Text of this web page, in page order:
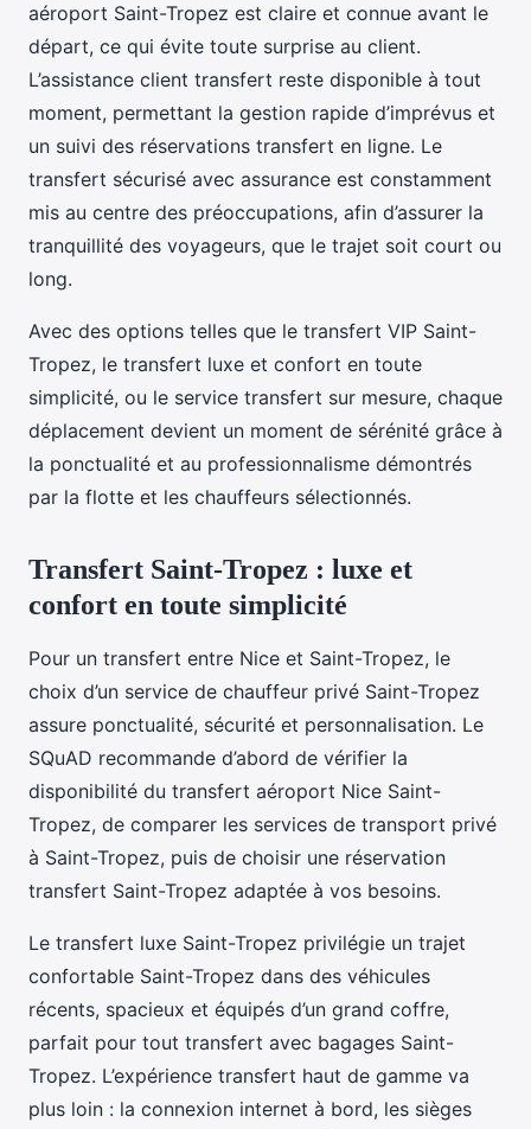
aéroport Saint-Tropez est claire et connue avant le
départ, ce qui évite toute surprise au client.
L’assistance client transfert reste disponible à tout
moment, permettant la gestion rapide d’imprévus et
un suivi des réservations transfert en ligne. Le
transfert sécurisé avec assurance est constamment
mis au centre des préoccupations, afin d’assurer la
tranquillité des voyageurs, que le trajet soit court ou
long.
Avec des options telles que le transfert VIP Saint-
Tropez, le transfert luxe et confort en toute
simplicité, ou le service transfert sur mesure, chaque
déplacement devient un moment de sérénité grâce à
la ponctualité et au professionnalisme démontrés
par la flotte et les chauffeurs sélectionnés.
Transfert Saint-Tropez : luxe et
confort en toute simplicité
Pour un transfert entre Nice et Saint-Tropez, le
choix d’un service de chauffeur privé Saint-Tropez
assure ponctualité, sécurité et personnalisation. Le
SQuAD recommande d’abord de vérifier la
disponibilité du transfert aéroport Nice Saint-
Tropez, de comparer les services de transport privé
à Saint-Tropez, puis de choisir une réservation
transfert Saint-Tropez adaptée à vos besoins.
Le transfert luxe Saint-Tropez privilégie un trajet
confortable Saint-Tropez dans des véhicules
récents, spacieux et équipés d’un grand coffre,
parfait pour tout transfert avec bagages Saint-
Tropez. L’expérience transfert haut de gamme va
plus loin : la connexion internet à bord, les sièges